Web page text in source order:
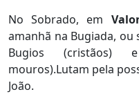
No Sobrado, em
amanhã na Bugiada, ou
Bugios (cristãos)
mouros).Lutam pela
João.